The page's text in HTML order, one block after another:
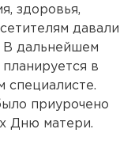
здоровья,
давали
В дальнейшем
в
специалисте.
приурочено
Дню матери.